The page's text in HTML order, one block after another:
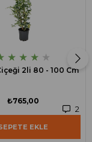
★ ★ ★ ★
2li 80 - 100 Cm
2
₺765,00
EKLE